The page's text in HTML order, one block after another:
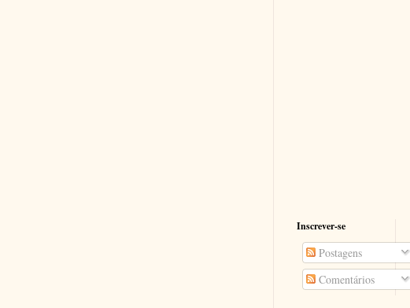
Inscrever-se
Postagens
Comentários